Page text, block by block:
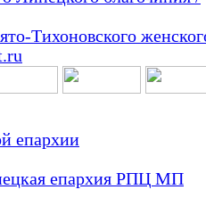
епархии
епархия РПЦ МП